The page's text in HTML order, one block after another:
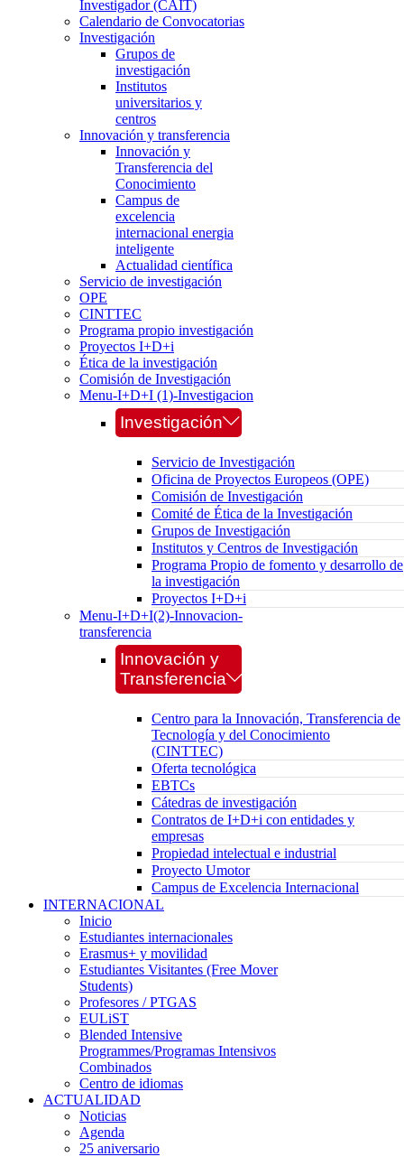
Investigador (CAIT)
Calendario de Convocatorias
Investigación
Grupos de
investigación
Institutos
universitarios y
centros
Innovación y transferencia
Innovación y
Transferencia del
Conocimiento
Campus de
excelencia
internacional energia
inteligente
Actualidad científica
Servicio de investigación
OPE
CINTTEC
Programa propio investigación
Proyectos I+D+i
Ética de la investigación
Comisión de Investigación
Menu-I+D+I (1)-Investigacion
Investigación
Servicio de Investigación
Oficina de Proyectos Europeos (OPE)
Comisión de Investigación
Comité de Ética de la Investigación
Grupos de Investigación
Institutos y Centros de Investigación
Programa Propio de fomento y desarrollo de
la investigación
Proyectos I+D+i
Menu-I+D+I(2)-Innovacion-
transferencia
Innovación y
Transferencia
Centro para la Innovación, Transferencia de
Tecnología y del Conocimiento
(CINTTEC)
Oferta tecnológica
EBTCs
Cátedras de investigación
Contratos de I+D+i con entidades y
empresas
Propiedad intelectual e industrial
Proyecto Umotor
Campus de Excelencia Internacional
INTERNACIONAL
Inicio
Estudiantes internacionales
Erasmus+ y movilidad
Estudiantes Visitantes (Free Mover
Students)
Profesores / PTGAS
EULiST
Blended Intensive
Programmes/Programas Intensivos
Combinados
Centro de idiomas
ACTUALIDAD
Noticias
Agenda
25 aniversario